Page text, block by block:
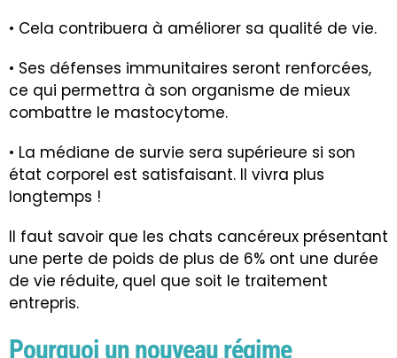
• Cela contribuera à améliorer sa qualité de vie.
• Ses défenses immunitaires seront renforcées,
ce qui permettra à son organisme de mieux
combattre le mastocytome.
• La médiane de survie sera supérieure si son
état corporel est satisfaisant. Il vivra plus
longtemps !
Il faut savoir que les chats cancéreux présentant
une perte de poids de plus de 6% ont une durée
de vie réduite, quel que soit le traitement
entrepris.
Pourquoi un nouveau régime